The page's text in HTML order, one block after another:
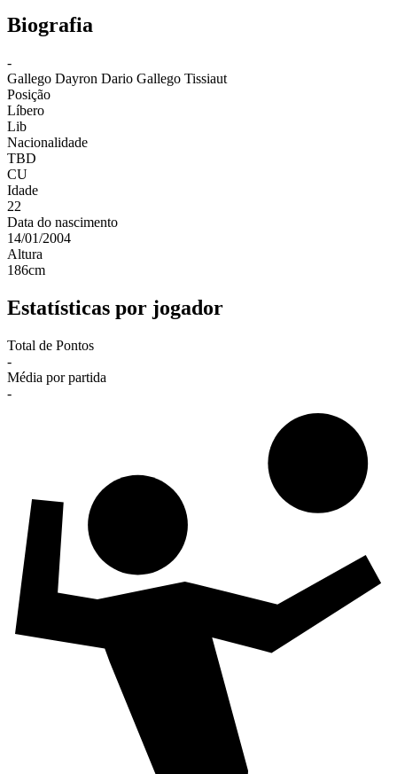
Biografia
-
Gallego Dayron Dario Gallego Tissiaut
Posição
Líbero
Lib
Nacionalidade
TBD
CU
Idade
22
Data do nascimento
14/01/2004
Altura
186cm
Estatísticas por jogador
Total de Pontos
-
Média por partida
-